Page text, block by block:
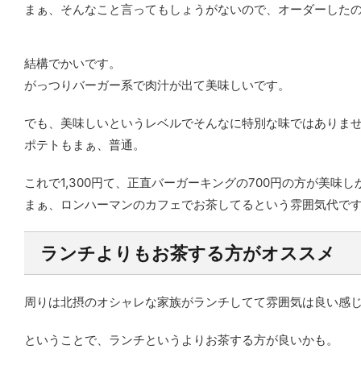
まぁ、そんなこと言ってもしょうがないので、オーダーした
結構でかいです。
がっつりバーガー系で肉汁が出て美味しいです。
でも、美味しいというレベルでそんなに特別な味ではありませ
ポテトもまぁ、普通。
これで1,300円て、正直バーガーキングの700円の方が美味し
まぁ、ロンハーマンのカフェでお茶してるという雰囲気代です
ランチよりもお茶する方がオススメ
周りは北摂のオシャレな家族がランチしてて雰囲気は良い感
ということで、ランチというよりお茶する方が良いかも。